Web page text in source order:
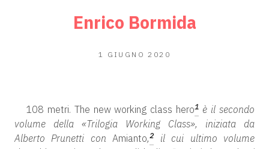
Enrico Bormida
1 GIUGNO 2020
108 metri. The new working class hero1 è il secondo
volume della «Trilogia Working Class», iniziata da
Alberto Prunetti conAmianto,2
il cui ultimo volume